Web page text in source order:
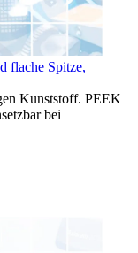
flache Spitze,
Kunststoff. PEEK
bei